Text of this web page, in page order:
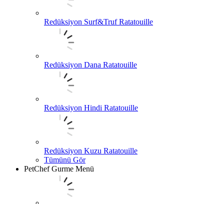
Redüksiyon Surf&Truf Ratatouille
Redüksiyon Dana Ratatouille
Redüksiyon Hindi Ratatouille
Redüksiyon Kuzu Ratatouille
Tümünü Gör
PetChef Gurme Menü